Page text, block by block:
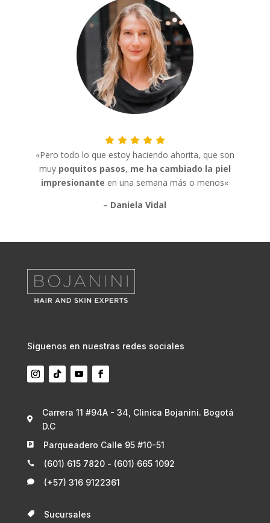
«Pero todo lo que estoy haciendo ahorita, que son
muy poquitos pasos, me ha cambiado la piel
impresionante en una semana más o menos«
– Daniela Vidal
Siguenos en nuestras redes sociales

Carrera 11 #94A - 34, Clinica Bojanini. Bogotá
D.C
 Parqueadero Calle 95 #10-51
 (601) 615 7820 - (601) 665 1092
 (+57) 316 9122361
 Sucursales